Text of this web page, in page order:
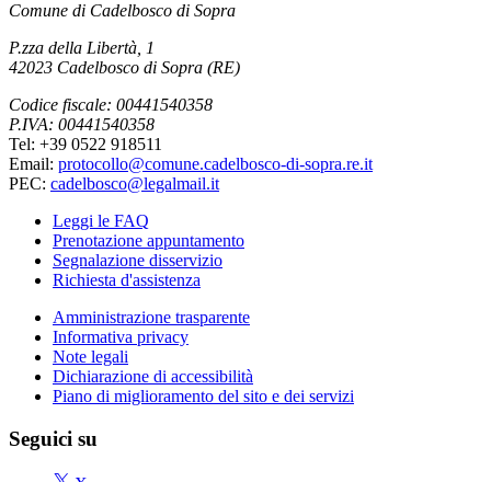
Comune di Cadelbosco di Sopra
P.zza della Libertà, 1
42023 Cadelbosco di Sopra (RE)
Codice fiscale: 00441540358
P.IVA: 00441540358
Tel: +39 0522 918511
Email: protocollo@comune.cadelbosco-di-sopra.re.it
PEC: cadelbosco@legalmail.it
Leggi le FAQ
Prenotazione appuntamento
Segnalazione disservizio
Richiesta d'assistenza
Amministrazione trasparente
Informativa privacy
Note legali
Dichiarazione di accessibilità
Piano di miglioramento del sito e dei servizi
Seguici su